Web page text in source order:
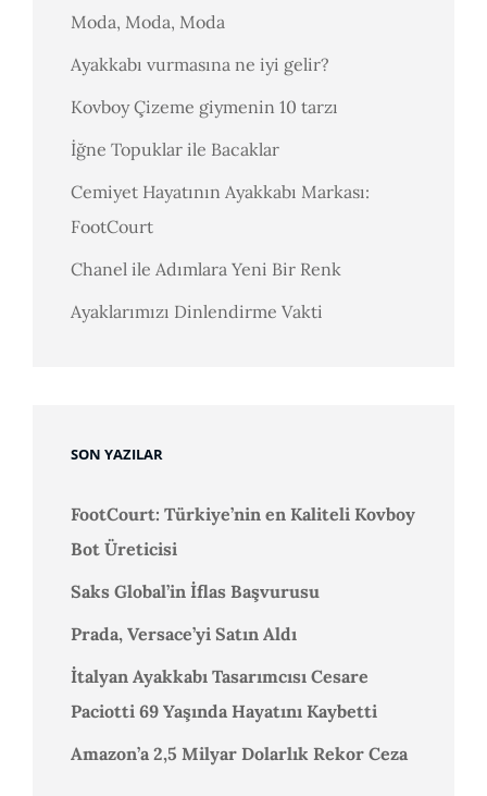
Moda, Moda, Moda
Ayakkabı vurmasına ne iyi gelir?
Kovboy Çizeme giymenin 10 tarzı
İğne Topuklar ile Bacaklar
Cemiyet Hayatının Ayakkabı Markası:
FootCourt
Chanel ile Adımlara Yeni Bir Renk
Ayaklarımızı Dinlendirme Vakti
SON YAZILAR
FootCourt: Türkiye’nin en Kaliteli Kovboy
Bot Üreticisi
Saks Global’in İflas Başvurusu
Prada, Versace’yi Satın Aldı
İtalyan Ayakkabı Tasarımcısı Cesare
Paciotti 69 Yaşında Hayatını Kaybetti
Amazon’a 2,5 Milyar Dolarlık Rekor Ceza